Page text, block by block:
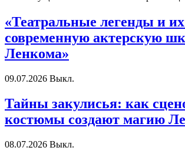
«Театральные легенды и
современную актерскую
Ленкома»
09.07.2026 Выкл.
Тайны закулисья: как
костюмы создают магию
08.07.2026 Выкл.